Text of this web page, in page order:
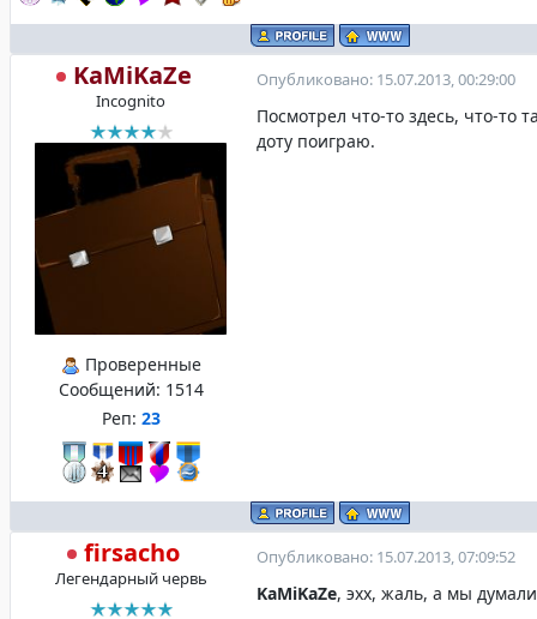
KaMiKaZe
Incognito
Проверенные
Сообщений: 1514
Реп: 23
Опубликовано: 15.07.2013, 00:29:00
Посмотрел что-то здесь, что-то
доту поиграю.
firsacho
Легендарный червь
Опубликовано: 15.07.2013, 07:09:52
KaMiKaZe, эхх, жаль, а мы